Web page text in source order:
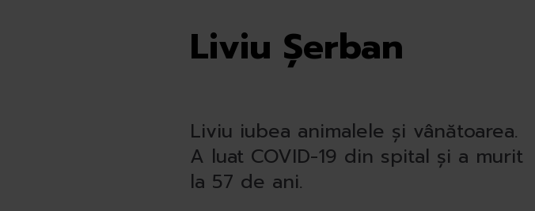
Liviu Șerban
Liviu iubea animalele și vânătoarea.
A luat COVID-19 din spital și a murit
la 57 de ani.